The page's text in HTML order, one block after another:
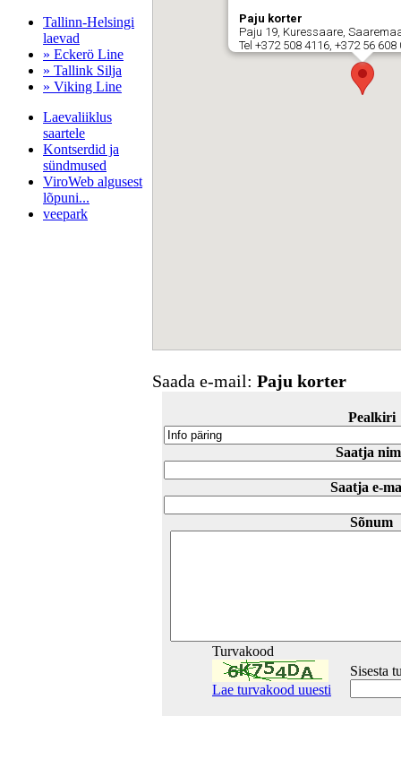
Tallinn-Helsingi
laevad
» Eckerö Line
» Tallink Silja
» Viking Line
Laevaliiklus
saartele
Kontserdid ja
sündmused
ViroWeb algusest
lõpuni...
veepark
Paju korter
Paju 19, Kuressaare,
Tel +372 508 4116, +372 56
Saada e-mail: Paju korter
Pealkiri
Saatja
Saatja e-
Sõnum
Turvakood
Lae turvakood uuesti
Sisesta